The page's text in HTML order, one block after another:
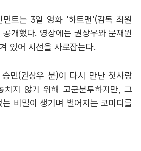
먼트는 3일 영화 '하트맨'(감독 최원
개했다. 영상에는 권상우와 문채원
있어 시선을 사로잡는다.
민(권상우 분)이 다시 만난 첫사랑
치지 않기 위해 고군분투하지만, 그
비밀이 생기며 벌어지는 코미디를